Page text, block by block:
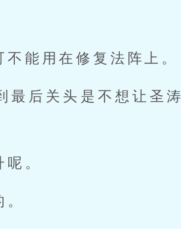
能用在修复法阵上。
最后关头是不想让圣涛
。